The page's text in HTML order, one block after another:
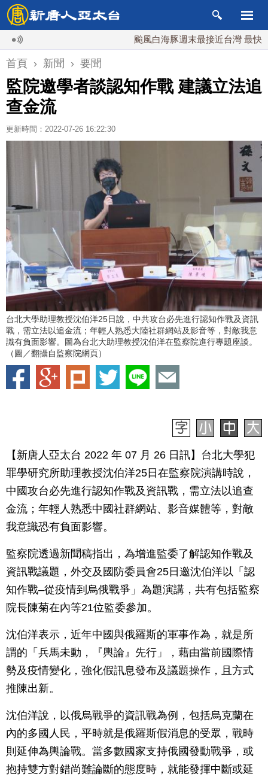
颱風白海豚週末最接近台灣 最快9日可
首頁 › 新聞 › 要聞
監院邀學者談認知作戰 建議立法追
查金流
更新時間：2022-07-26 16:22:30
台北大學助理教授沈伯洋25日說，中共攻台必先進行認知作戰及資訊
戰，需立法以追金流；年輕人熟悉大陸社群網站及影音等，對敵我意
識有負面影響。圖為台北大助理教授沈伯洋在監察院進行專題座談。
（圖／翻攝自監察院網頁）
【新唐人亞太台 2022 年 07 月 26 日訊】台北大學犯
罪學研究所助理教授沈伯洋25日在監察院演講時說，
中國攻台必先進行認知作戰及資訊戰，需立法以追查
金流；年輕人熟悉中國社群網站、影音媒體等，對敵
我意識恐有負面影響。
監察院透過新聞稿指出，為增進監委了解認知作戰及
資訊戰議題，外交及國防委員會25日邀沈伯洋以「認
知作戰–從疫情到烏俄戰爭」為題演講，共有包括監察
院長陳菊在內等21位監委參加。
沈伯洋表示，近年中國與俄羅斯的軍事作為，就是所
謂的「兵馬未動，『輿論』先行」，藉由當前國際情
勢及疫情變化，強化假訊息發布及議題操作，且方式
推陳出新。
沈伯洋說，以俄烏戰爭的資訊戰為例，包括烏克蘭在
內的多國人民，平時就是俄羅斯假消息的受眾，戰時
則延伸為輿論戰。當多數國家支持俄國發動戰爭，或
抱持雙方對錯尚難論斷的態度時，就能發揮中斷或延